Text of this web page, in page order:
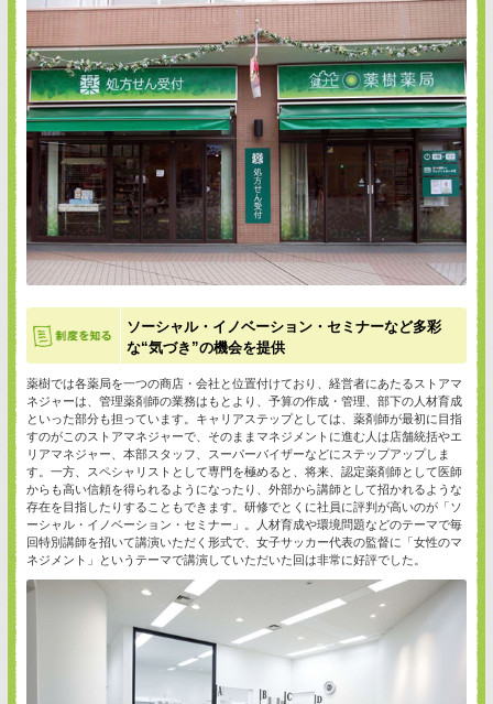
ソーシャル・イノベーション・セミナーなど多彩
な“気づき”の機会を提供
薬樹では各薬局を一つの商店・会社と位置付けており、経営者にあたるストアマ
ネジャーは、管理薬剤師の業務はもとより、予算の作成・管理、部下の人材育成
といった部分も担っています。キャリアステップとしては、薬剤師が最初に目指
すのがこのストアマネジャーで、そのままマネジメントに進む人は店舗統括やエ
リアマネジャー、本部スタッフ、スーパーバイザーなどにステップアップしま
す。一方、スペシャリストとして専門を極めると、将来、認定薬剤師として医師
からも高い信頼を得られるようになったり、外部から講師として招かれるような
存在を目指したりすることもできます。研修でとくに社員に評判が高いのが「ソ
ーシャル・イノベーション・セミナー」。人材育成や環境問題などのテーマで毎
回特別講師を招いて講演いただく形式で、女子サッカー代表の監督に「女性のマ
ネジメント」というテーマで講演していただいた回は非常に好評でした。